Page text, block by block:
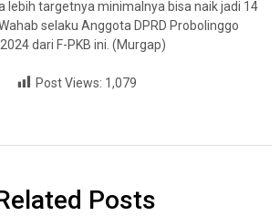
lebih targetnya minimalnya bisa naik jadi 14
selaku Anggota DPRD Probolinggo
dari F-PKB ini. (Murgap)
Post Views: 1,079
Posts